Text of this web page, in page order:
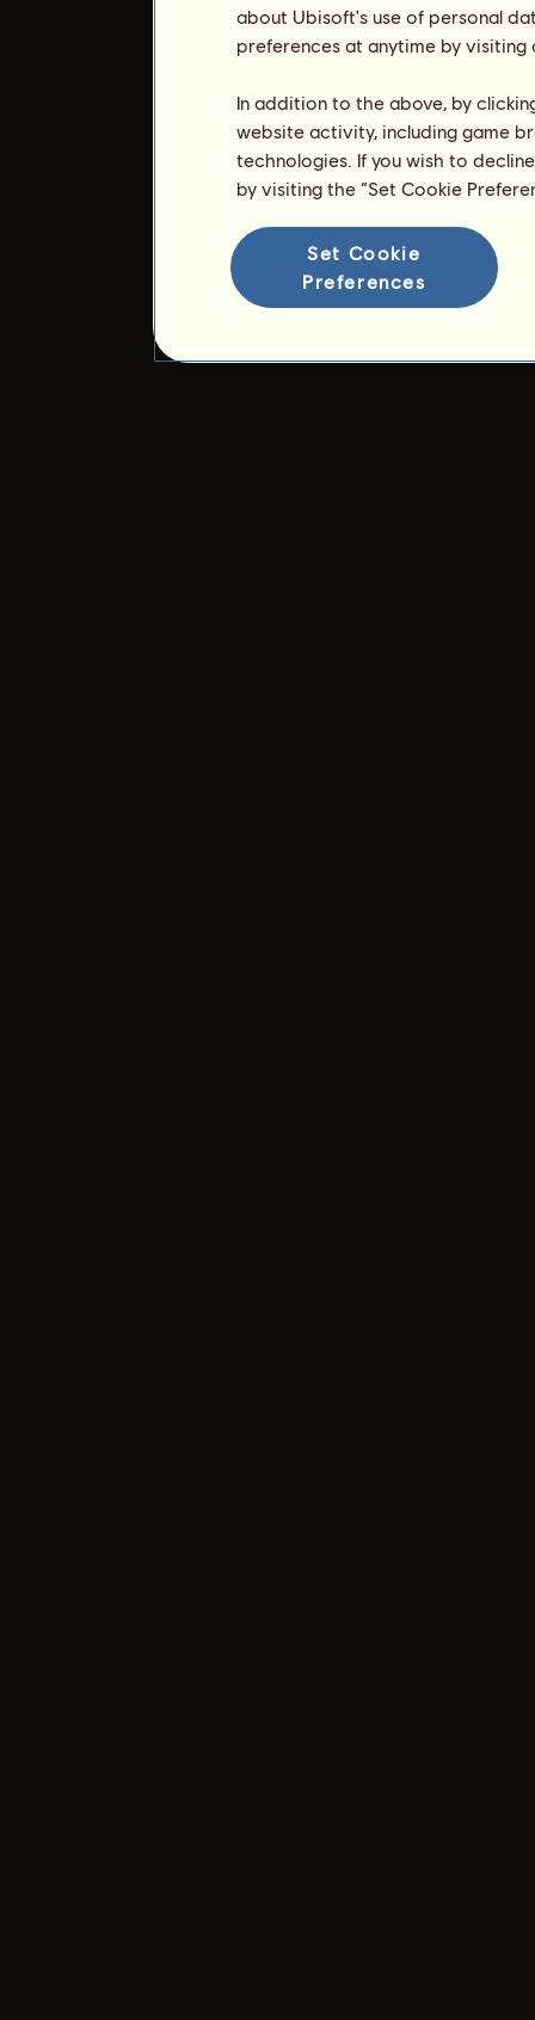
about Ubisoft's use of personal
preferences at anytime by
In addition to the above, by
website activity, including game
technologies. If you wish to
by visiting the “Set Cookie
Set Cookie
Preferences